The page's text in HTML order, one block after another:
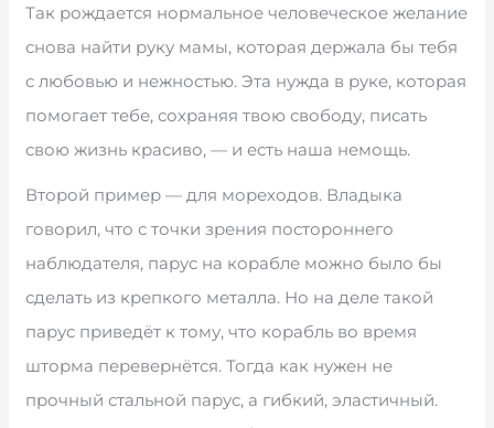
Так рождается нормальное человеческое желание
снова найти руку мамы, которая держала бы тебя
с любовью и нежностью. Эта нужда в руке, которая
помогает тебе, сохраняя твою свободу, писать
свою жизнь красиво, — и есть наша немощь.
Второй пример — для мореходов. Владыка
говорил, что с точки зрения постороннего
наблюдателя, парус на корабле можно было бы
сделать из крепкого металла. Но на деле такой
парус приведёт к тому, что корабль во время
шторма перевернётся. Тогда как нужен не
прочный стальной парус, а гибкий, эластичный.